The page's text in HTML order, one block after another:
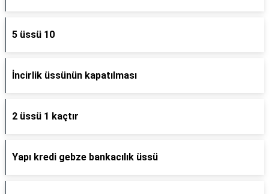
5 üssü 10
İncirlik üssünün kapatılması
2 üssü 1 kaçtır
Yapı kredi gebze bankacılık üssü